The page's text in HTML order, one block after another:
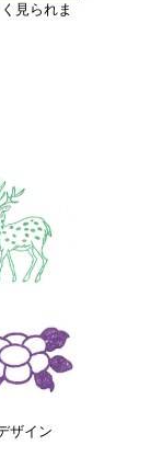
見られま
ザイン